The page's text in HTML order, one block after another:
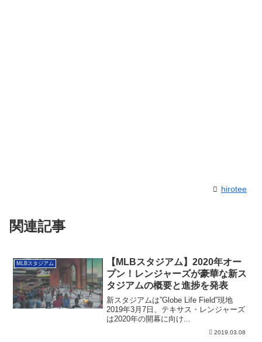
hirotee
関連記事
MLBスタジアム
【MLBスタジアム】2020年オー
プン！レンジャーズが豪華な新ス
タジアムの概要と進捗を発表
新スタジアムは”Globe Life Field”現地
2019年3月7日、テキサス・レンジャーズ
は2020年の開幕に向け...
2019.03.08